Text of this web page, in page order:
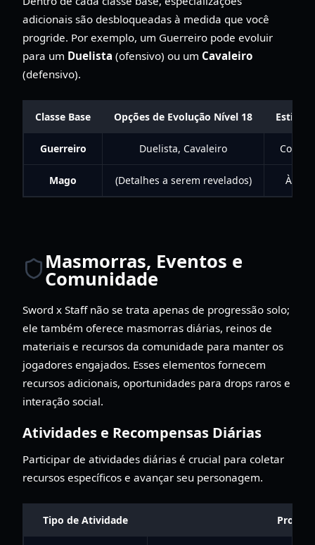
adicionais são desbloqueadas à medida que você
progride. Por exemplo, um Guerreiro pode evoluir
para um Duelista (ofensivo) ou um Cavaleiro
(defensivo).
Classe Base Opções de Evolução Nível 18 Estilo
Guerreiro Duelista, Cavaleiro Corpo
Mago (Detalhes a serem revelados) À
Masmorras, Eventos e
Comunidade
Sword x Staff não se trata apenas de progressão solo;
ele também oferece masmorras diárias, reinos de
materiais e recursos da comunidade para manter os
jogadores engajados. Esses elementos fornecem
recursos adicionais, oportunidades para drops raros e
interação social.
Atividades e Recompensas Diárias
Participar de atividades diárias é crucial para coletar
recursos específicos e avançar seu personagem.
Tipo de Atividade